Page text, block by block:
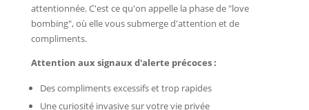
attentionnée. C'est ce qu'on appelle la phase de "love
bombing", où elle vous submerge d'attention et de
compliments.
Attention aux signaux d'alerte précoces :
Des compliments excessifs et trop rapides
Une curiosité invasive sur votre vie privée